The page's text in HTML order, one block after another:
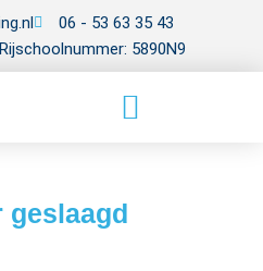
06 - 53 63 35 43
Rijschoolnummer: 5890N9
geslaagd